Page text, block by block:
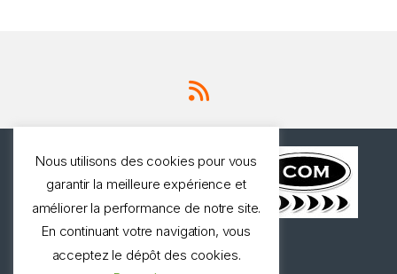
nous!
Nous utilisons des cookies pour vous
garantir la meilleure expérience et
améliorer la performance de notre site.
En continuant votre navigation, vous
acceptez le dépôt des cookies.